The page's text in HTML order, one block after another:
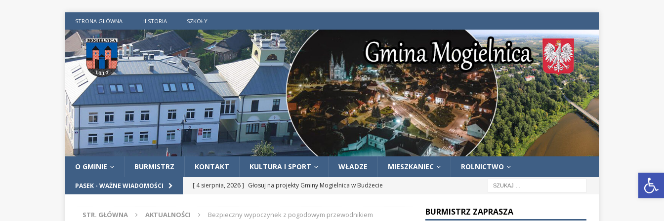
Otwórz pasek narzędzi
STRONA GŁÓWNA HISTORIA SZKOŁY
O GMINIE BURMISTRZ KONTAKT KULTURA I SPORT WŁADZE MIESZKANIEC ROLNICTWO
PASEK - WAŻNE WIADOMOŚCI [ 4 sierpnia, 2026 ] Głosuj na projekty Gminy Mogielnica w Budżecie
[ 4 sierpnia, 2026 ] Fala upałów – zadbajmy o bezpieczeństwo swoje,
STR. GŁÓWNA AKTUALNOŚCI Bezpieczny wypoczynek z pogodowym przewodnikiem BURMISTRZ ZAPRASZA